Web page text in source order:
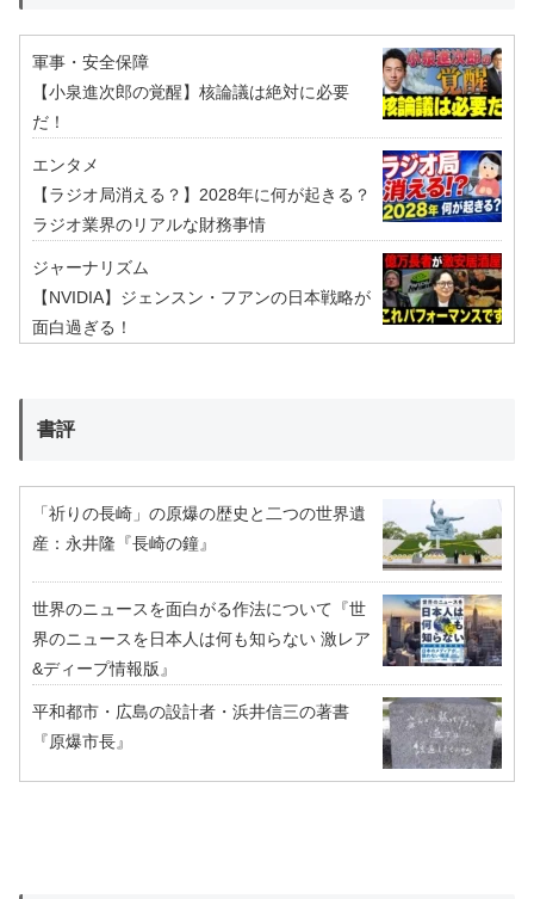
軍事・安全保障
【小泉進次郎の覚醒】核論議は絶対に必要
だ！
エンタメ
【ラジオ局消える？】2028年に何が起きる？
ラジオ業界のリアルな財務事情
ジャーナリズム
【NVIDIA】ジェンスン・フアンの日本戦略が
面白過ぎる！
書評
「祈りの長崎」の原爆の歴史と二つの世界遺
産：永井隆『長崎の鐘』
世界のニュースを面白がる作法について『世
界のニュースを日本人は何も知らない 激レア
&ディープ情報版』
平和都市・広島の設計者・浜井信三の著書
『原爆市長』